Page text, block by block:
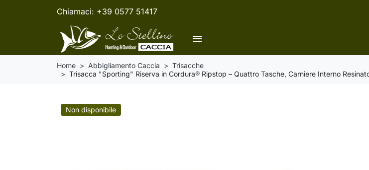
Chiamaci: +39 0577 51417
menu
Home Abbigliamento Caccia
Trisacche
Trisacca "Sporting" Riserva in Cordura® Ripstop – Quattro Tasche, Carniere Interno
Non disponibile